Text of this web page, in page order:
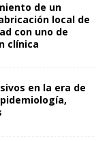
de un
local de
con uno de
clínica
en la era de